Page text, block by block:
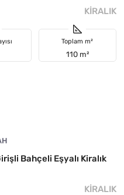
KIRALIK
Toplam m²
110 m²
Bahçeli Eşyalı Kiralık
KIRALIK